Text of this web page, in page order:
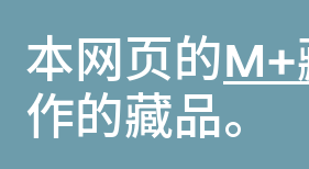
本网页的M+
作的藏品。